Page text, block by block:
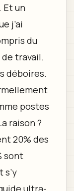
Et un
j’ai
du
de travail.
déboires.
postes
raison ?
20% des
sont
s’y
ultra-